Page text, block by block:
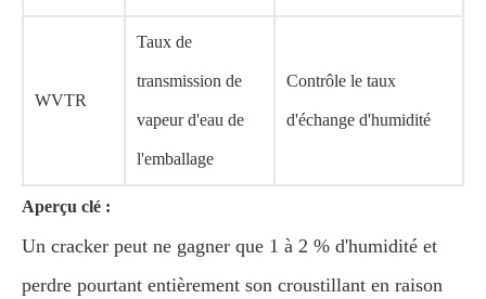
WVTR
Taux de
transmission de
vapeur d'eau de
l'emballage
Contrôle le taux
d'échange d'humidité
Aperçu clé :
Un cracker peut ne gagner que 1 à 2 % d'humidité et
perdre pourtant entièrement son croustillant en raison